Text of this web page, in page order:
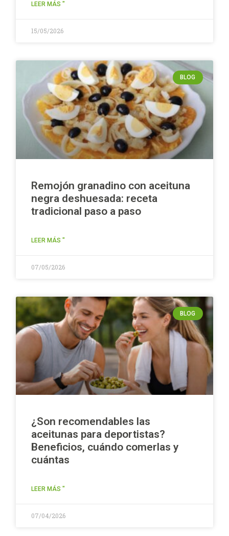
LEER MÁS "
15/05/2026
BLOG
Remojón granadino con aceituna
negra deshuesada: receta
tradicional paso a paso
LEER MÁS "
07/05/2026
BLOG
¿Son recomendables las
aceitunas para deportistas?
Beneficios, cuándo comerlas y
cuántas
LEER MÁS "
07/04/2026